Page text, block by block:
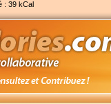
: 39 kCal